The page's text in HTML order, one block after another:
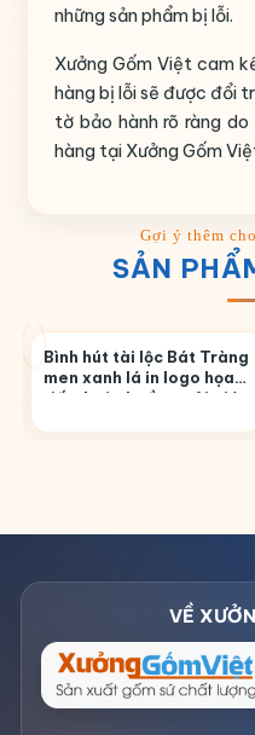
những sản phẩm bị lỗi.
Xưởng Gốm Việt cam
hàng bị lỗi sẽ được đổi
tờ bảo hành rõ ràng
hàng tại Xưởng Gốm
SẢN
Bình hút tài lộc Bát Tràng
men xanh lá in logo họa
tiết thuận buồm xuôi gió